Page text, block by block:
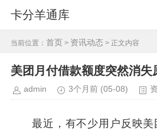
卡分羊通库
当前位置： 首页 > 资讯动态 > 正文内容
美团月付借款额度突然消失
admin 3个月前 (05-08)
最近，有不少用户反映